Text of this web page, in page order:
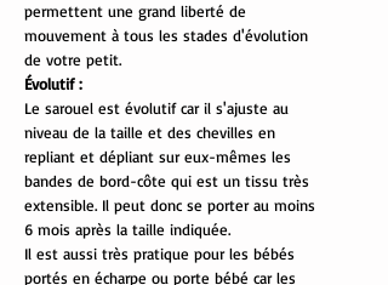
permettent une grand liberté de
mouvement à tous les stades d'évolution
de votre petit.
Évolutif :
Le sarouel est évolutif car il s'ajuste au
niveau de la taille et des chevilles en
repliant et dépliant sur eux-mêmes les
bandes de bord-côte qui est un tissu très
extensible. Il peut donc se porter au moins
6 mois après la taille indiquée.
Il est aussi très pratique pour les bébés
portés en écharpe ou porte bébé car les